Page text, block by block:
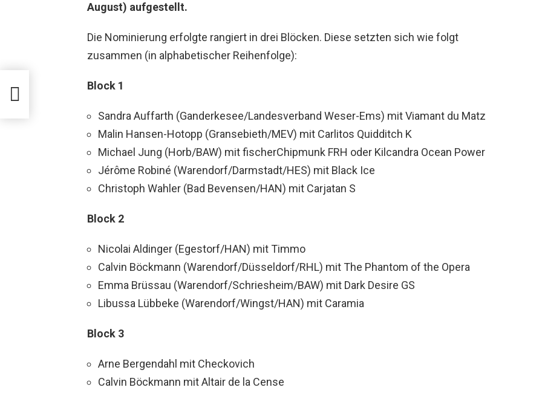
August) aufgestellt.
Die Nominierung erfolgte rangiert in drei Blöcken. Diese setzten sich wie folgt
zusammen (in alphabetischer Reihenfolge):
Block 1
Sandra Auffarth (Ganderkesee/Landesverband Weser-Ems) mit Viamant du Matz
Malin Hansen-Hotopp (Gransebieth/MEV) mit Carlitos Quidditch K
Michael Jung (Horb/BAW) mit fischerChipmunk FRH oder Kilcandra Ocean Power
Jérôme Robiné (Warendorf/Darmstadt/HES) mit Black Ice
Christoph Wahler (Bad Bevensen/HAN) mit Carjatan S
Block 2
Nicolai Aldinger (Egestorf/HAN) mit Timmo
Calvin Böckmann (Warendorf/Düsseldorf/RHL) mit The Phantom of the Opera
Emma Brüssau (Warendorf/Schriesheim/BAW) mit Dark Desire GS
Libussa Lübbeke (Warendorf/Wingst/HAN) mit Caramia
Block 3
Arne Bergendahl mit Checkovich
Calvin Böckmann mit Altair de la Cense